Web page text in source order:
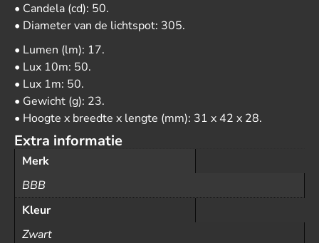
• Candela (cd): 50.
• Diameter van de lichtspot: 305.
• Lumen (lm): 17.
• Lux 10m: 50.
• Lux 1m: 50.
• Gewicht (g): 23.
• Hoogte x breedte x lengte (mm): 31 x 42 x 28.
Extra informatie
Merk
BBB
Kleur
Zwart